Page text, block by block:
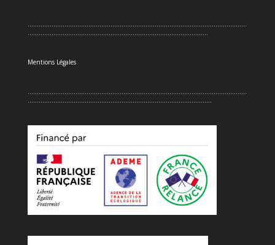
.......................................................................................................................
..................................................................................................
Mentions Légales
.......................................................................................................................
....................................................................................................